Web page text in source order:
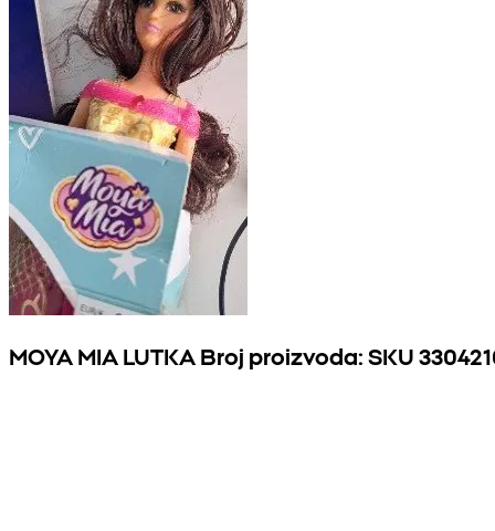
MOYA MIA LUTKA Broj proizvoda: SKU